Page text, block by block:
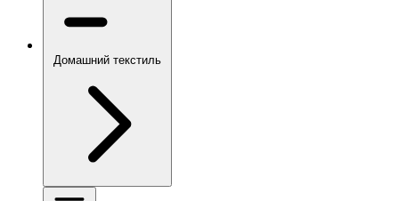
Домашний текстиль